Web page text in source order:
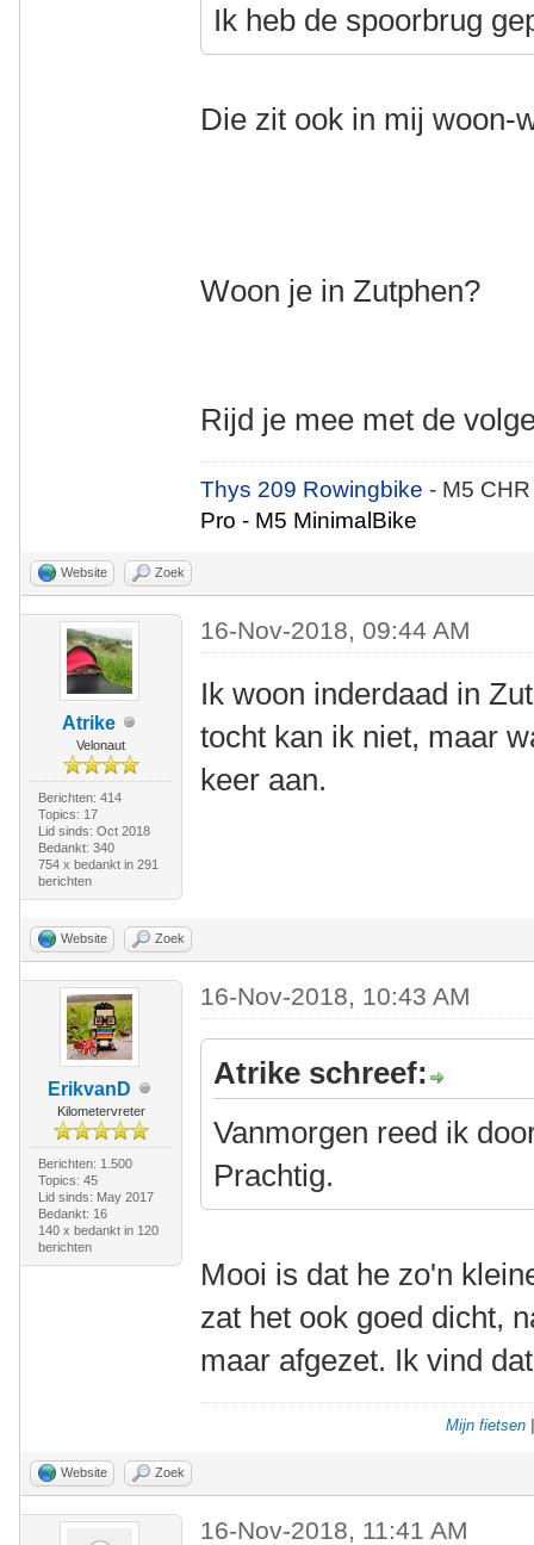
Ik heb de spoorbrug
Die zit ook in mij woon-
Woon je in Zutphen?
Rijd je mee met de
Thys 209 Rowingbike- M5
Pro - M5 MinimalBike
Website Zoek
Atrike
Velonaut
Berichten: 414
Topics: 17
Lid sinds: Oct 2018
Bedankt: 340
754 x bedankt in 291
berichten
16-Nov-2018, 09:44 AM
Ik woon inderdaad in
tocht kan ik niet, maar
keer aan.
Website Zoek
ErikvanD
Kilometervreter
Berichten: 1.500
Topics: 45
Lid sinds: May 2017
Bedankt: 16
140 x bedankt in 120
berichten
16-Nov-2018, 10:43 AM
Atrike schreef:
Vanmorgen reed ik
Prachtig.
Mooi is dat he zo'n
zat het ook goed dicht,
maar afgezet. Ik vind
Mijn fietsen
Website Zoek
16-Nov-2018, 11:41 AM